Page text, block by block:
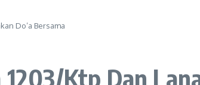
Do’a Bersama
Ktp Dan